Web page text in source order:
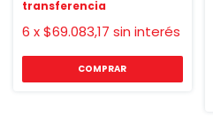
6 x$69.083,17 sin interés